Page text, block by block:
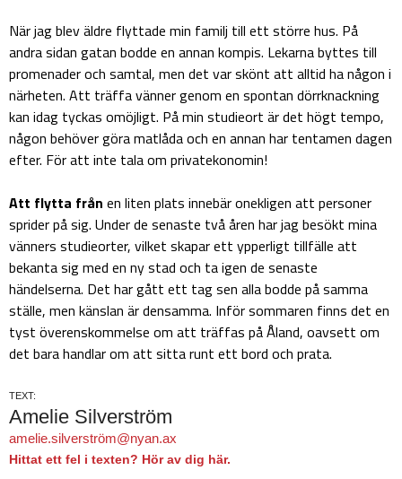
När jag blev äldre flyttade min familj till ett större hus. På
andra sidan gatan bodde en annan kompis. Lekarna byttes till
promenader och samtal, men det var skönt att alltid ha någon i
närheten. Att träffa vänner genom en spontan dörrknackning
kan idag tyckas omöjligt. På min studieort är det högt tempo,
någon behöver göra matlåda och en annan har tentamen dagen
efter. För att inte tala om privatekonomin!
Att flytta från en liten plats innebär onekligen att personer
sprider på sig. Under de senaste två åren har jag besökt mina
vänners studieorter, vilket skapar ett ypperligt tillfälle att
bekanta sig med en ny stad och ta igen de senaste
händelserna. Det har gått ett tag sen alla bodde på samma
ställe, men känslan är densamma. Inför sommaren finns det en
tyst överenskommelse om att träffas på Åland, oavsett om
det bara handlar om att sitta runt ett bord och prata.
TEXT:
Amelie Silverström
amelie.silverström@nyan.ax
Hittat ett fel i texten? Hör av dig här.